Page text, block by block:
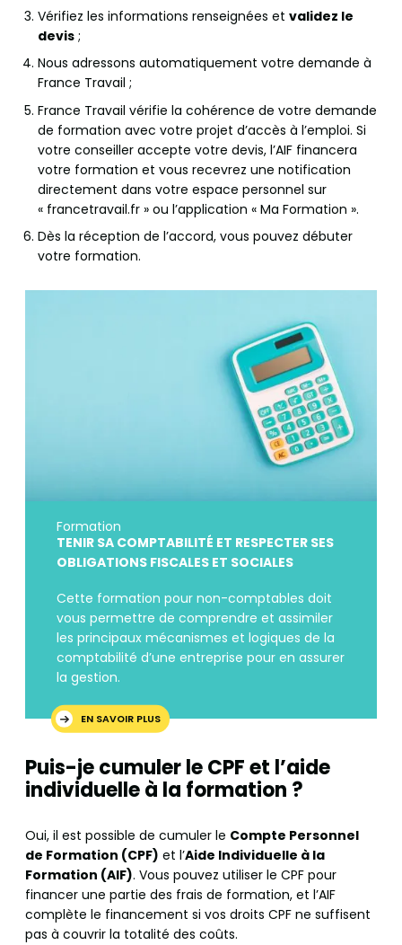
Vérifiez les informations renseignées et validez le
devis ;
Nous adressons automatiquement votre demande à
France Travail ;
France Travail vérifie la cohérence de votre demande
de formation avec votre projet d’accès à l’emploi. Si
votre conseiller accepte votre devis, l’AIF financera
votre formation et vous recevrez une notification
directement dans votre espace personnel sur
« francetravail.fr » ou l’application « Ma Formation ».
Dès la réception de l’accord, vous pouvez débuter
votre formation.
Formation
TENIR SA COMPTABILITÉ ET RESPECTER SES
OBLIGATIONS FISCALES ET SOCIALES
Cette formation pour non-comptables doit
vous permettre de comprendre et assimiler
les principaux mécanismes et logiques de la
comptabilité d’une entreprise pour en assurer
la gestion.
EN SAVOIR PLUS
Puis-je cumuler le CPF et l’aide
individuelle à la formation ?
Oui, il est possible de cumuler le Compte Personnel
de Formation (CPF) et l’Aide Individuelle à la
Formation (AIF). Vous pouvez utiliser le CPF pour
financer une partie des frais de formation, et l’AIF
complète le financement si vos droits CPF ne suffisent
pas à couvrir la totalité des coûts.